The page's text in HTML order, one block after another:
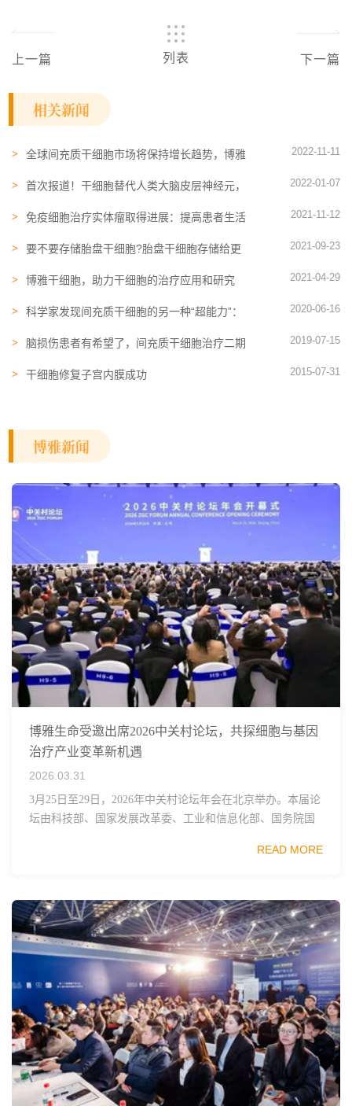
上一篇 列表 下一篇
相关新闻
全球间充质干细胞市场将保持增长趋势，博雅
2022-11-11
首次报道！干细胞替代人类大脑皮层神经元，
2022-01-07
免疫细胞治疗实体瘤取得进展：提高患者生活
2021-11-12
要不要存储胎盘干细胞?胎盘干细胞存储给更
2021-09-23
博雅干细胞，助力干细胞的治疗应用和研究 2021-04-29
科学家发现间充质干细胞的另一种“超能力”：
2020-06-16
脑损伤患者有希望了，间充质干细胞治疗二期
2019-07-15
干细胞修复子宫内膜成功 2015-07-31
博雅新闻
博雅生命受邀出席2026中关村论坛，共探细胞与基因
治疗产业变革新机遇
2026.03.31
3月25日至29日，2026年中关村论坛年会在北京举办。本届论
坛由科技部、国家发展改革委、工业和信息化部、国务院国
READ MORE